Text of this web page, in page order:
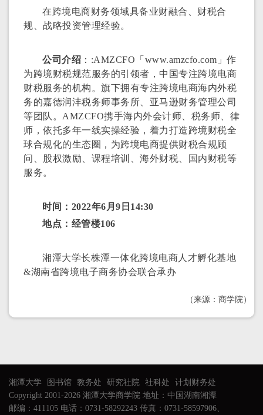
在跨境电商财务领域具备业财融合、财税合
规、战略投资管理经验。
公司介绍 ：:AMZCFO「www.amzcfo.com」作
为跨境财税规范服务的引领者，中国专注跨境电商
财税服务的机构。旗下拥有专注跨境电商海内外税
务的嘉德润沣税务师事务所、亚马逊财务管理公司
等团队。AMZCFO携手海内外会计师、税务师、律
师，依托多年一线实操经验，着力打造跨境财税全
球合规化的生态圈，为跨境电商提供财税合规顾
问、股权激励、课程培训、海外财税、国内财税等
服务。
时间：2022年6月9日14:30
地点：经管楼106
湘潭大学长株潭一体化跨境电商人才孵化基地
&湖南省跨境电子商务协会联合承办
（来源：商学院）
湘潭大学 图书馆 教务处 研究社院 社科处
计划财务处
Copyright 2001-2026 湘潭大学商学院 地址：中国湖南湘潭
邮编：411105 电话：0731-58292243 传真：0731-58597906、